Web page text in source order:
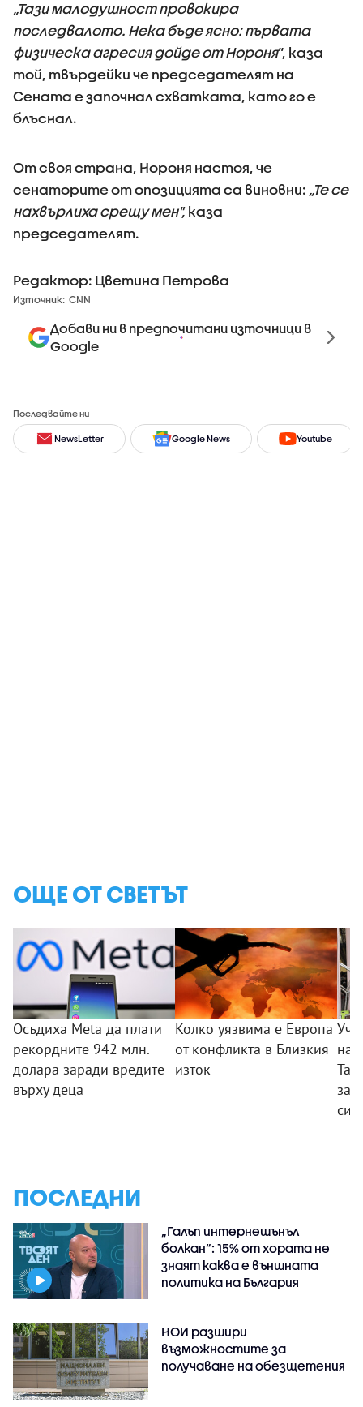
„Тази малодушност провокира
последвалото. Нека бъде ясно: първата
физическа агресия дойде от Нороня“, каза
той, твърдейки че председателят на
Сената е започнал схватката, като го е
блъснал.
От своя страна, Нороня настоя, че
сенаторите от опозицията са виновни: „Те се
нахвърлиха срещу мен", каза
председателят.
Редактор: Цветина Петрова
Източник: CNN
Добави ни в предпочитани източници в
Google
Последвайте ни
NewsLetter Google News Youtube
ОЩЕ ОТ СВЕТЪТ
Осъдиха Meta да плати
рекордните 942 млн.
долара заради вредите
върху деца
Колко уязвима е Европа
от конфликта в Близкия
изток
си
ПОСЛЕДНИ
„Галъп интернешънъл
болкан“: 15% от хората не
знаят каква е външната
политика на България
НОИ разшири
възможностите за
получаване на обезщетения